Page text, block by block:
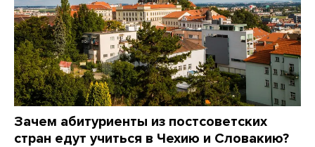
Зачем абитуриенты из постсоветских
стран едут учиться в Чехию и Словакию?